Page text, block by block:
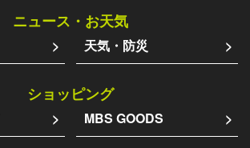
ニュース・お天気
天気・防災
ショッピング
MBS GOODS